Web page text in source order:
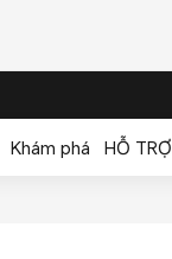
Khám phá HỖ TRỢ